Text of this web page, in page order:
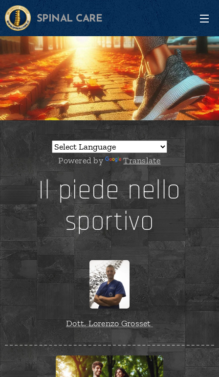
SPINAL CARE
Powered by Translate
Il piede nello
sportivo
Dott. Lorenzo Grosset